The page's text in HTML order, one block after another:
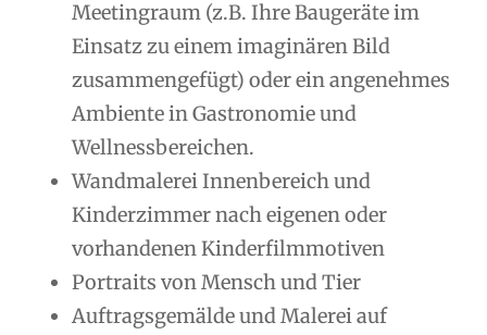
Meetingraum (z.B. Ihre Baugeräte im
Einsatz zu einem imaginären Bild
zusammengefügt) oder ein angenehmes
Ambiente in Gastronomie und
Wellnessbereichen.
Wandmalerei Innenbereich und
Kinderzimmer nach eigenen oder
vorhandenen Kinderfilmmotiven
Portraits von Mensch und Tier
Auftragsgemälde und Malerei auf